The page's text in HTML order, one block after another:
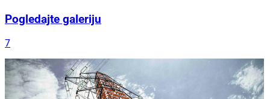
Pogledajte galeriju
7